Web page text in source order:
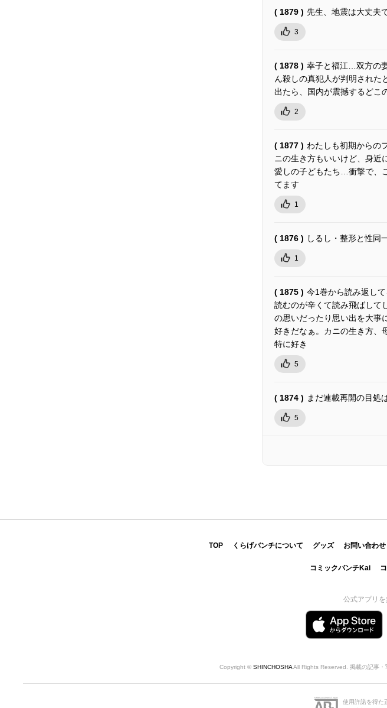
( 1879 ) 先生、地震は大丈夫
3
( 1878 ) 幸子と福江…双方の
ん殺しの真犯人が判明された
出たら、国内が震撼するどこ
2
( 1877 ) わたしも初期からの
ニの生き方もいいけど、身近
愛しの子どもたち…衝撃で、
てます
1
( 1876 ) しるし・整形と性同
1
( 1875 ) 今1巻から読み返し
読むのが辛くて読み飛ばして
の思いだったり思い出を大事
好きだなぁ。カニの生き方、
特に好き
5
( 1874 ) まだ連載再開の目処
5
TOP くらげバンチについて グッズ お問い合わせ
コミックバンチKai
公式アプリ
Copyright © SHINCHOSHAAll Rights Reserved. 掲載の記事・
使用許諾を得た